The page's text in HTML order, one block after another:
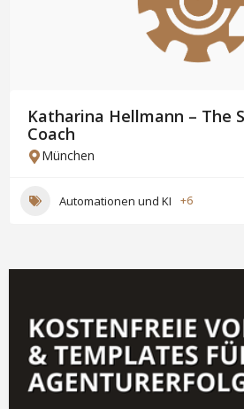
Katharina Hellmann – The
Coach
München
Automationen und KI +6